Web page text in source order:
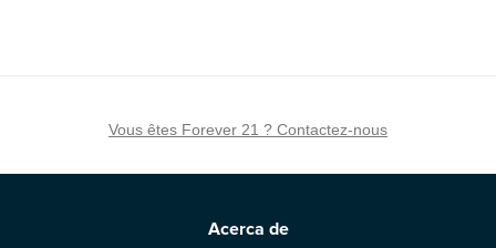
Vous êtes Forever 21 ? Contactez-nous
Acerca de